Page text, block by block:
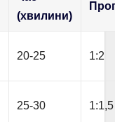
(хвилини)
20-25 1:2
25-30 1:1,5